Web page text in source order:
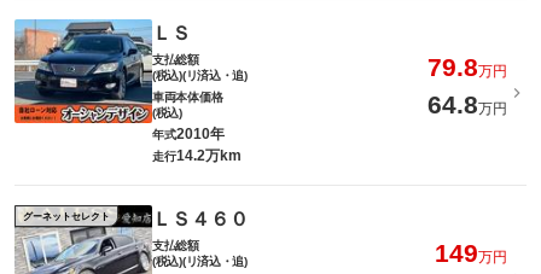
ＬＳ
支払総額
(税込)(リ済込・追)
79.8万円
車両本体価格
(税込)
64.8万円
年式2010年
走行14.2万km
グーネットセレクト ＬＳ４６０
支払総額
(税込)(リ済込・追)
149万円